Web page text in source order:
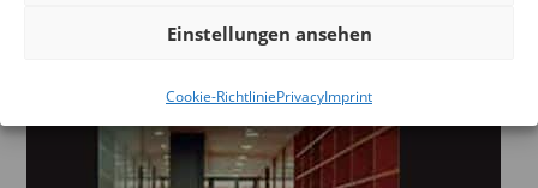
Einstellungen ansehen
Cookie-RichtliniePrivacyImprint